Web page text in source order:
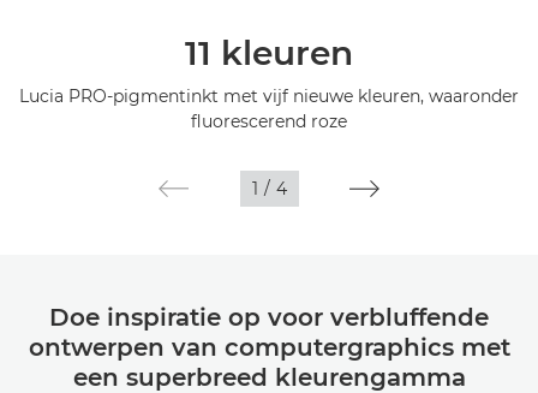
11 kleuren
Lucia PRO-pigmentinkt met vijf nieuwe kleuren, waaronder
fluorescerend roze
1 / 4
Doe inspiratie op voor verbluffende
ontwerpen van computergraphics met
een superbreed kleurengamma